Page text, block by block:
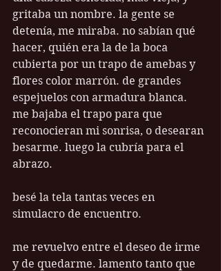
gritaba un nombre. la gente se
detenía, me miraba. no sabían qué
hacer, quién era la de la boca
cubierta por un trapo de amebas y
flores color marrón. de grandes
espejuelos con armadura blanca.
me bajaba el trapo para que
reconocieran mi sonrisa, o desearan
besarme. luego la cubría para el
abrazo.
besé la tela tantas veces en
simulacro de encuentro.
me revuelvo entre el deseo de irme
y de quedarme. lamento tanto que